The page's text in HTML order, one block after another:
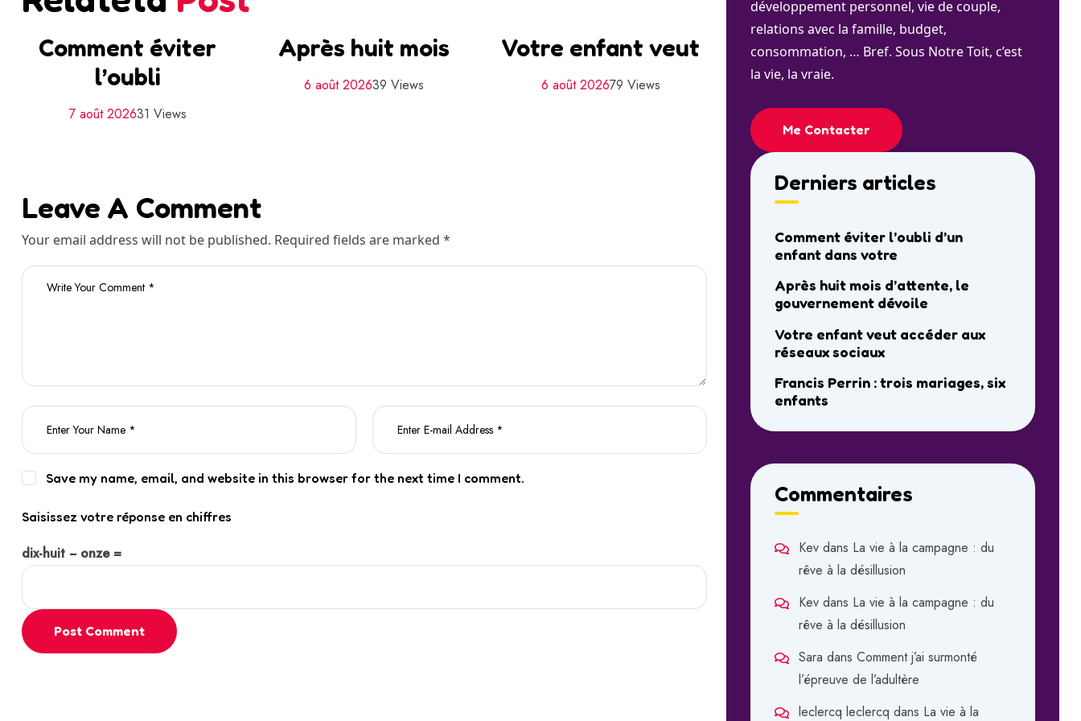
Comment éviter
l’oubli
7 août 202631 Views
Après huit mois
6 août 202639 Views
Votre enfant veut
6 août 202679 Views
Leave A Comment
Your email address will not be published. Required fields are marked *
Save my name, email, and website in this browser for the next time I comment.
Saisissez votre réponse en chiffres
dix-huit − onze =
Post Comment
développement personnel, vie de couple,
relations avec la famille, budget,
consommation, … Bref. Sous Notre Toit, c’est
la vie, la vraie.
Me Contacter
Derniers articles
Comment éviter l’oubli d’un
enfant dans votre
Après huit mois d’attente, le
gouvernement dévoile
Votre enfant veut accéder aux
réseaux sociaux
Francis Perrin : trois mariages, six
enfants
Commentaires
Kev dans La vie à la campagne : du
rêve à la désillusion
Kev dans La vie à la campagne : du
rêve à la désillusion
Sara dans Comment j’ai surmonté
l’épreuve de l’adultère
leclercq leclercq dans La vie à la